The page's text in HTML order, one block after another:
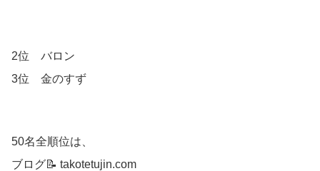
2位 バロン
3位 金のすず
50名全順位は、
ブログ📝 takotetujin.com